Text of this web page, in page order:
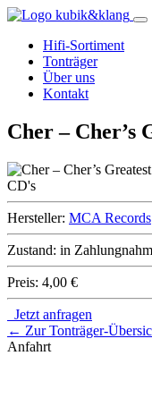
Hifi-Sortiment
Tonträger
Über uns
Kontakt
Cher – Cher’s
CD's
Hersteller: MCA Records
Zustand: in
Preis: 4,00 €
Jetzt anfragen
← Zur Tonträger-
Anfahrt